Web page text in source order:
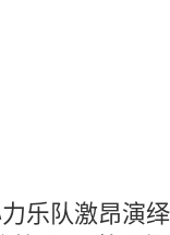
乐队激昂演